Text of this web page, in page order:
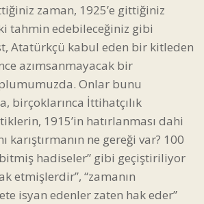
zaman, 1925’e gittiğiniz
tahmin edebileceğiniz gibi
Atatürkçü kabul eden bir kitleden
azımsanmayacak bir
Onlar bunu
birçoklarınca İttihatçılık
1915’in hatırlanması dahi
karıştırmanın ne gereği var? 100
hadiseler” gibi geçiştiriliyor
etmişlerdir”, “zamanın
isyan edenler zaten hak eder”